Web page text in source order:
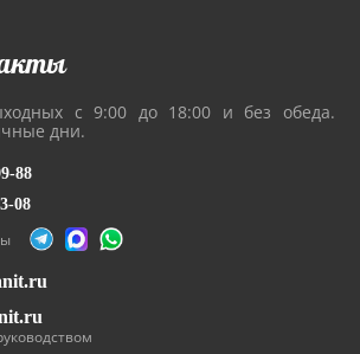
с 9:00 до 18:00 и без обеда.
дни.
88
08